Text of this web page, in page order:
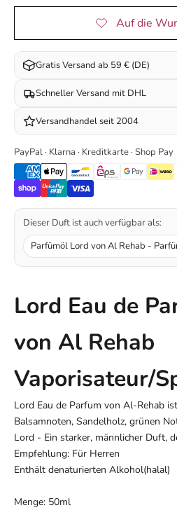
Gratis Versand ab 59 € (DE)
Schneller Versand mit DHL
Versandhandel seit 2004
PayPal · Klarna · Kreditkarte · Shop Pay
Dieser Duft ist auch verfügbar als:
Parfümöl Lord von Al Rehab -
Lord Eau de
von Al Rehab
Vaporisateur/
Lord Eau de Parfum von Al-Rehab
Balsamnoten, Sandelholz, grünen
Lord - Ein starker, männlicher Duft,
Empfehlung: Für Herren
Enthält denaturierten Alkohol(halal)
Menge: 50ml